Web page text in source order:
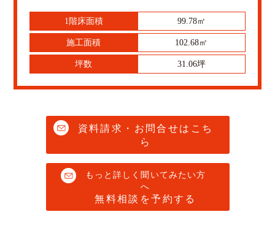
1階床面積 99.78㎡
施工面積 102.68㎡
坪数 31.06坪
資料請求・お問合せはこち
ら
もっと詳しく聞いてみたい方
へ
無料相談を予約する